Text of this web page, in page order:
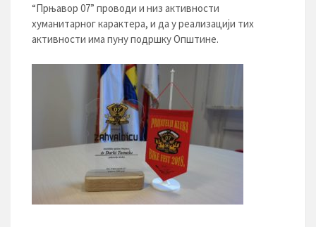
“Прњавор 07” проводи и низ активности
хуманитарног карактера, и да у реализацији тих
активности има пуну подршку Општине.